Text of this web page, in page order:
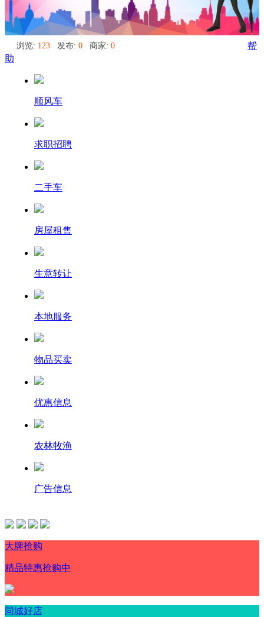
浏览: 123 发布: 0 商家: 0
帮
助
顺风车
求职招聘
二手车
房屋租售
生意转让
本地服务
物品买卖
优惠信息
农林牧渔
广告信息
大牌抢购
精品特惠抢购中
同城好店